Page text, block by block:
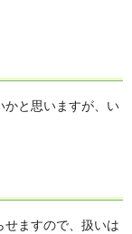
かと思いますが、い
ますので、扱いは